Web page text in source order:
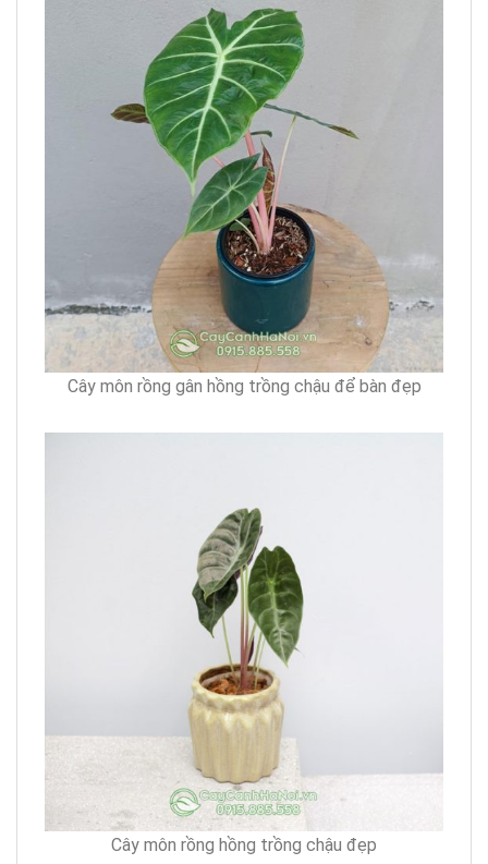
Cây môn rồng gân hồng trồng chậu để bàn đẹp
Cây môn rồng hồng trồng chậu đẹp